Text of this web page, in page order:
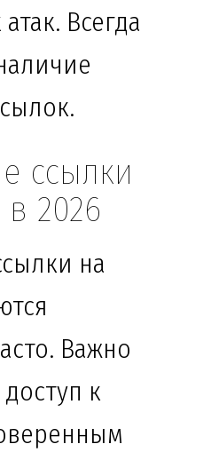
Всегда
ссылки
2026
на
Важно
к